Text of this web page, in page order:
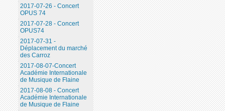
2017-07-26 - Concert
OPUS 74
2017-07-28 - Concert
OPUS74
2017-07-31 -
Déplacement du marché
des Carroz
2017-08-07-Concert
Académie Internationale
de Musique de Flaine
2017-08-08 - Concert
Académie Internationale
de Musique de Flaine